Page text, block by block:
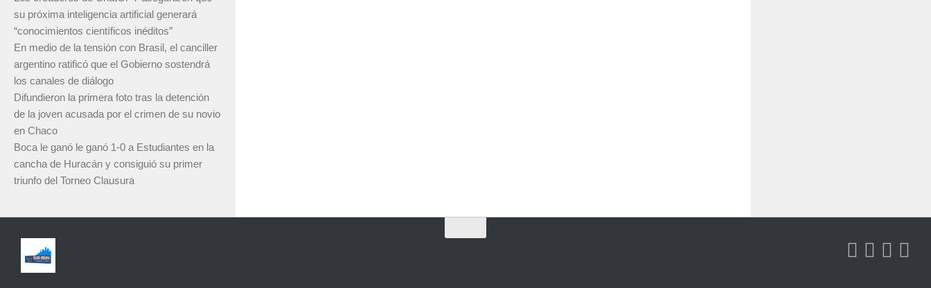
su próxima inteligencia artificial generará
“conocimientos científicos inéditos”
En medio de la tensión con Brasil, el canciller
argentino ratificó que el Gobierno sostendrá
los canales de diálogo
Difundieron la primera foto tras la detención
de la joven acusada por el crimen de su novio
en Chaco
Boca le ganó le ganó 1-0 a Estudiantes en la
cancha de Huracán y consiguió su primer
triunfo del Torneo Clausura